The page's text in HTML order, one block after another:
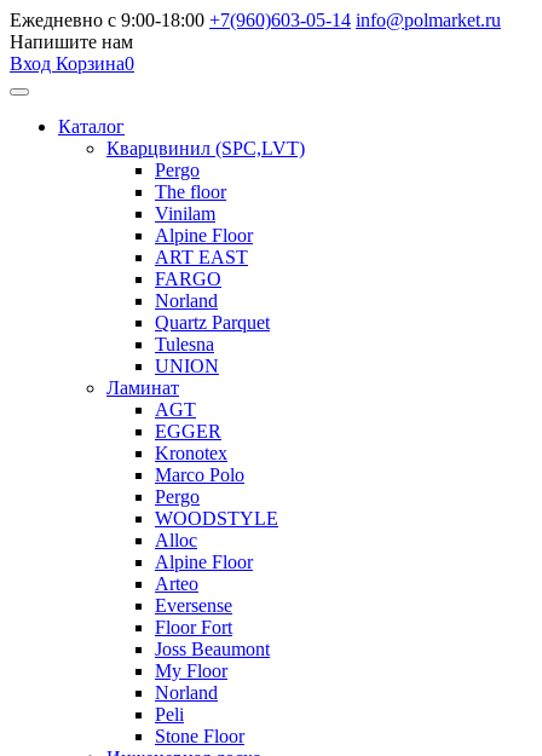
Ежедневно с 9:00-18:00 +7(960)603-05-14 info@polmarket.ru
Напишите нам
Вход Корзина0
Каталог
Кварцвинил (SPC,LVT)
Pergo
The floor
Vinilam
Alpine Floor
ART EAST
FARGO
Norland
Quartz Parquet
Tulesna
UNION
Ламинат
AGT
EGGER
Kronotex
Marco Polo
Pergo
WOODSTYLE
Alloc
Alpine Floor
Arteo
Eversense
Floor Fort
Joss Beaumont
My Floor
Norland
Peli
Stone Floor